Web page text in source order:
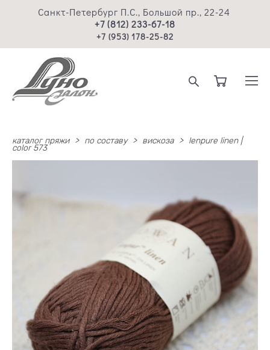
Санкт-Петербург П.С., Большой пр., 22-24
+7 (812) 233-67-18
+7 (953) 178-25-82
каталог пряжи > по составу > вискоза >
lenpure linen |
color 573